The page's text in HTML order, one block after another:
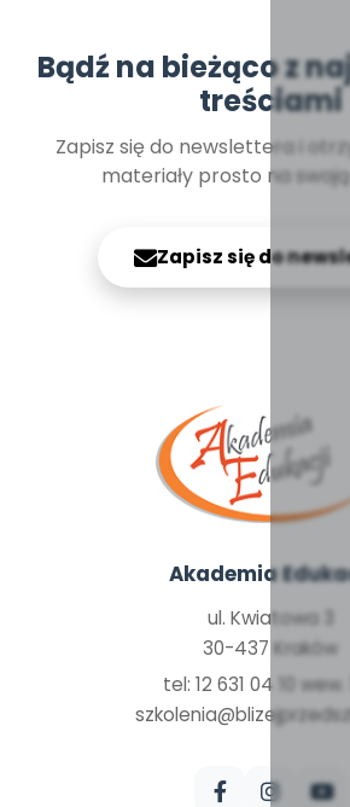
Bądź na bieżąco z
treściami
Zapisz się do newslettera i
materiały prosto na
Zapisz się do
Akademia
ul. Kwiatowa 3
30-437 Kraków
tel: 12 631 04 10 wew.